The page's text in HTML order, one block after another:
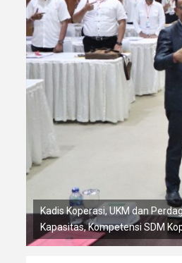
Kadis Koperasi, UKM dan
Kapasitas, Kompetensi SDM